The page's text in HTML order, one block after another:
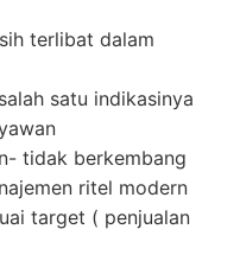
terlibat dalam
satu indikasinya
tidak berkembang
ritel modern
target ( penjualan